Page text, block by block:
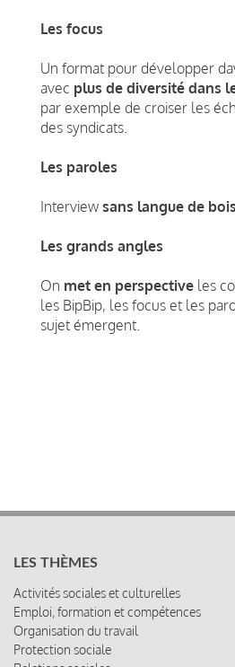
Les focus
Un format pour développer
avec plus de diversité dans
par exemple de croiser les
des syndicats.
Les paroles
Interview sans langue de bois
Les grands angles
On met en perspective les
les BipBip, les focus et les
sujet émergent.
LES THÈMES
Activités sociales et culturelles
Emploi, formation et compétences
Organisation du travail
Protection sociale